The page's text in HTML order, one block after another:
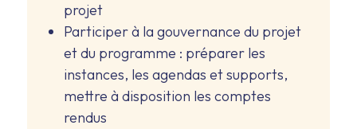
projet
Participer à la gouvernance du projet
et du programme : préparer les
instances, les agendas et supports,
mettre à disposition les comptes
rendus